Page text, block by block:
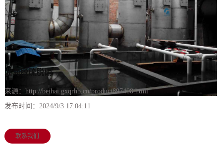
北海脱硫脱硝
来源： http://beihai.gxqrhb.cn/product897408.html
发布时间： 2024/9/3 17:04:11
联系我们